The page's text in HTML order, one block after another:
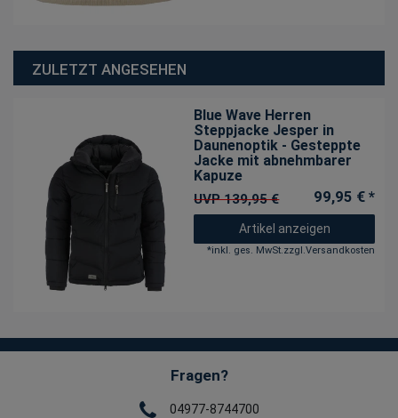
ZULETZT ANGESEHEN
Blue Wave Herren
Steppjacke Jesper in
Daunenoptik - Gesteppte
Jacke mit abnehmbarer
Kapuze
UVP 139,95 € 99,95 € *
Artikel anzeigen
*inkl. ges. MwSt.zzgl.Versandkosten
Fragen?
04977-8744700